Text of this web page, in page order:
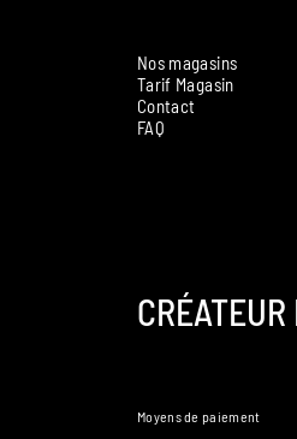
Nos magasins
Tarif Magasin
Contact
FAQ
Moyens de paiement